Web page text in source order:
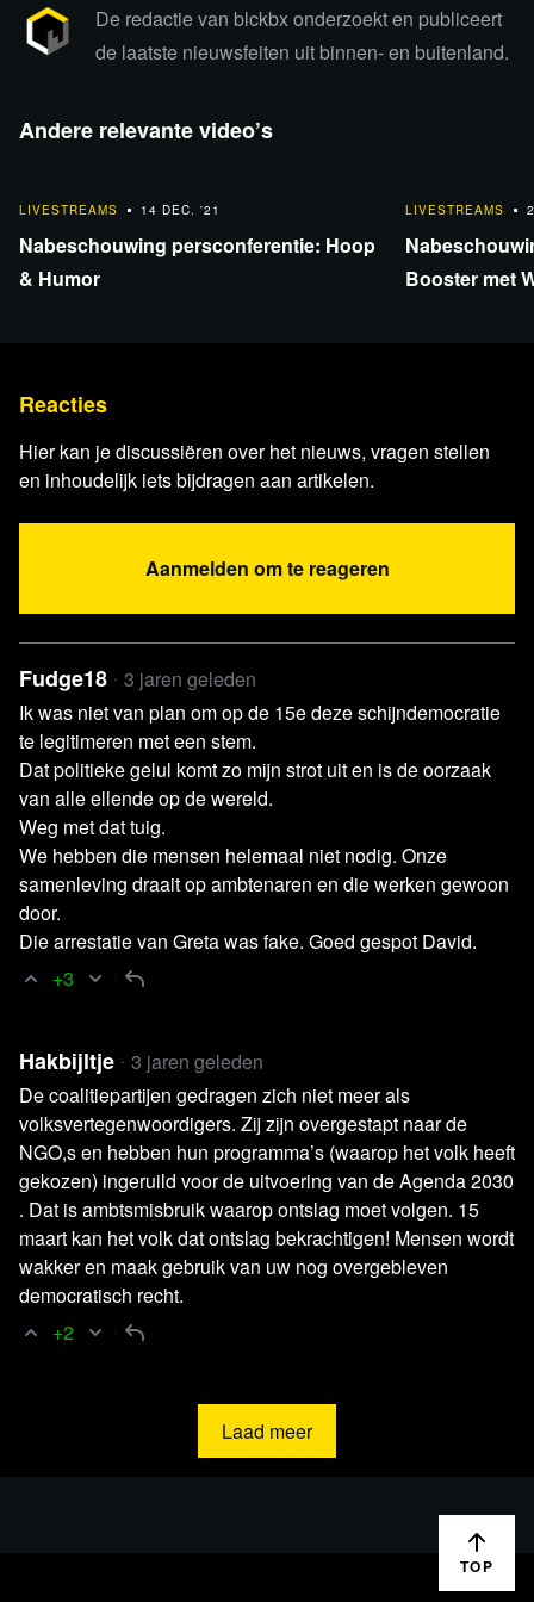
uitzending via onderstaande video
om alle Russische nieuwsbronnen uit te sluiten van haar
platform. Als reactie hierop heeft het videoplatform
besloten om hun diensten voorlopig niet beschikbaar te
stellen in Frankrijk. Dit heeft helaas tot gevolg dat alle
Als alternatief kunnen de blckbx today-uitzendingen
bekeken worden via hetYouTube-kanaal van blckbx.
Relevante achtergrondinformatie en
Video World Economic Forum
Ceremony 2023
Artikel NOSKlimaatactivist Greta Thunberg opgepakt in
'bruinkooldorp' Duitsland
Artikel blckbx Van 'arrestatie' Greta Thunberg werd
groot mediaspektakel gemaakt
Artikel VolkskrantRutte zegt Biden in ontspannen sfeer
deelname toe aan Patriot-missie. Toch sluimert er een
conflict
wetswijzigingen Wpg: duivels dilemma van de arts
Debat Wet Publieke Gezondheid
Video World Economic ForumPhilanthropy: A Catalyst
De redactie van blckbx onderzoekt en publiceert
de laatste nieuwsfeiten uit binnen- en buitenland.
Andere relevante video’s
LIVESTREAMS
14 DEC. '21
Nabeschouwing persconferentie: Hoop
& Humor
LIVESTREAMS
Booster met
Reacties
Hier kan je discussiëren over het nieuws, vragen stellen
en inhoudelijk iets bijdragen aan artikelen.
Aanmelden om te reageren
Fudge18
3 jaren geleden
Ik was niet van plan om op de 15e deze schijndemocratie
te legitimeren met een stem.
Dat politieke gelul komt zo mijn strot uit en is de oorzaak
van alle ellende op de wereld.
Weg met dat tuig.
We hebben die mensen helemaal niet nodig. Onze
samenleving draait op ambtenaren en die werken gewoon
door.
Die arrestatie van Greta was fake. Goed gespot David.
+3
Hakbijltje
3 jaren geleden
De coalitiepartijen gedragen zich niet meer als
volksvertegenwoordigers. Zij zijn overgestapt naar de
NGO,s en hebben hun programma’s (waarop het volk heeft
gekozen) ingeruild voor de uitvoering van de Agenda 2030
. Dat is ambtsmisbruik waarop ontslag moet volgen. 15
maart kan het volk dat ontslag bekrachtigen! Mensen wordt
wakker en maak gebruik van uw nog overgebleven
democratisch recht.
+2
Laad meer
TOP